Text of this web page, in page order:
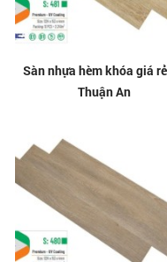
Sàn nhựa hèm khóa giá
Thuận An